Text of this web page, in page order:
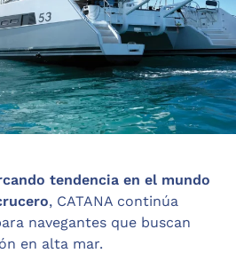
tendencia en el mundo
, CATANA continúa
navegantes que buscan
en alta mar.